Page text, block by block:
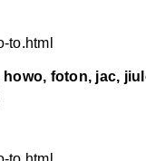
to.html
foton, jac,